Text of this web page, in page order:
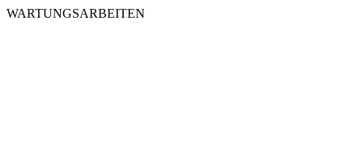
WARTUNGSARBEITEN